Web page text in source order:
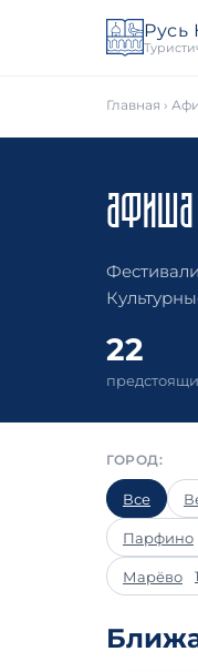
Русь
Главная ›
АФИША
22
ГОРОД:
Все
Парфино
Марёво 1